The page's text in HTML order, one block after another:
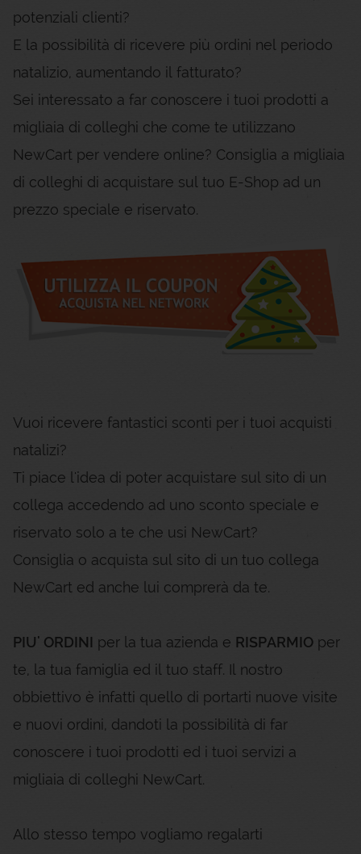
potenziali clienti?
E la possibilità di ricevere più ordini nel periodo
natalizio, aumentando il fatturato?
Sei interessato a far conoscere i tuoi prodotti a
migliaia di colleghi che come te utilizzano
NewCart per vendere online? Consiglia a migliaia
di colleghi di acquistare sul tuo E-Shop ad un
prezzo speciale e riservato.
Vuoi ricevere fantastici sconti per i tuoi acquisti
natalizi?
Ti piace l'idea di poter acquistare sul sito di un
collega accedendo ad uno sconto speciale e
riservato solo a te che usi NewCart?
Consiglia o acquista sul sito di un tuo collega
NewCart ed anche lui comprerà da te.
PIU' ORDINI per la tua azienda e RISPARMIO per
te, la tua famiglia ed il tuo staff. Il nostro
obbiettivo è infatti quello di portarti nuove visite
e nuovi ordini, dandoti la possibilità di far
conoscere i tuoi prodotti ed i tuoi servizi a
migliaia di colleghi NewCart.
Allo stesso tempo vogliamo regalarti